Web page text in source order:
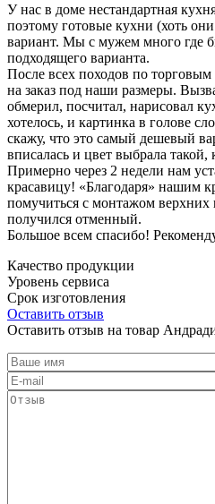
У нас в доме нестандартная
поэтому готовые кухни (хоть
вариант. Мы с мужем много где
подходящего варианта.
После всех походов по
на заказ под наши размеры.
обмерил, посчитал, нарисовал
хотелось, и картинка в голове
скажу, что это самый дешевый
вписалась и цвет выбрала такой,
Примерно через 2 недели нам
красавицу! «Благодаря» нашим
помучиться с монтажом верхних
получился отменный.
Большое всем спасибо!
Качество продукции
Уровень сервиса
Срок изготовления
Оставить отзыв
Оставить отзыв на товар